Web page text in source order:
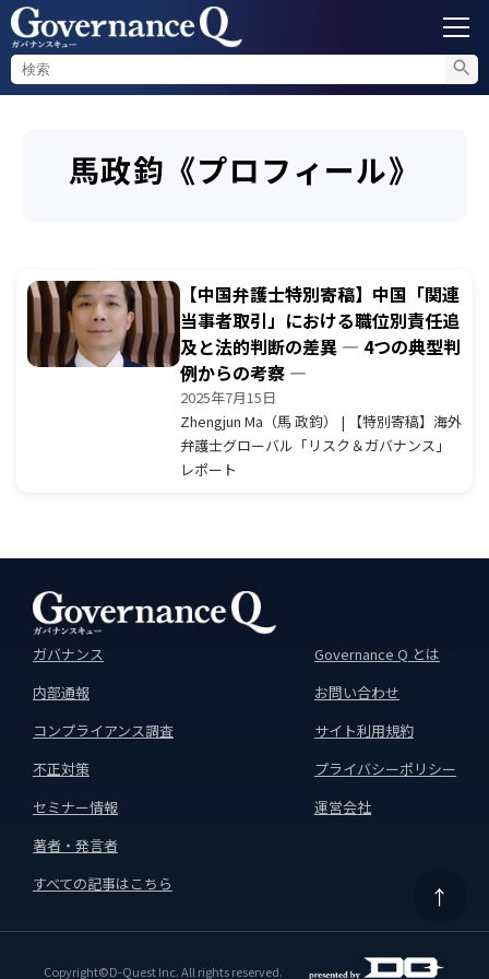
内部通報
不正対策
セミナー情報
馬政鈞《プロフィール》
【中国弁護士特別寄稿】中国「関連
当事者取引」における職位別責任追
及と法的判断の差異 ― 4つの典型判
例からの考察 ―
2025年7月15日
Zhengjun Ma（馬 政鈞） | 【特別寄稿】海外
弁護士グローバル「リスク＆ガバナンス」
レポート
↑
ガバナンス
内部通報
コンプライアンス調査
不正対策
セミナー情報
著者・発言者
すべての記事はこちら
Governance Q とは
お問い合わせ
サイト利用規約
プライバシーポリシー
運営会社
Copyright©D-Quest Inc. All rights reserved.